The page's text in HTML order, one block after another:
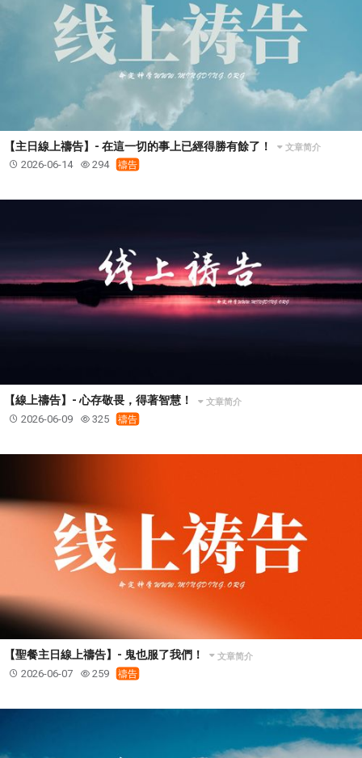
【主日線上禱告】- 在這一切的事上已經得勝有餘了！ 文章简介
2026-06-14 294 禱告
【線上禱告】- 心存敬畏，得著智慧！ 文章简介
2026-06-09 325 禱告
【聖餐主日線上禱告】- 鬼也服了我們！ 文章简介
2026-06-07 259 禱告